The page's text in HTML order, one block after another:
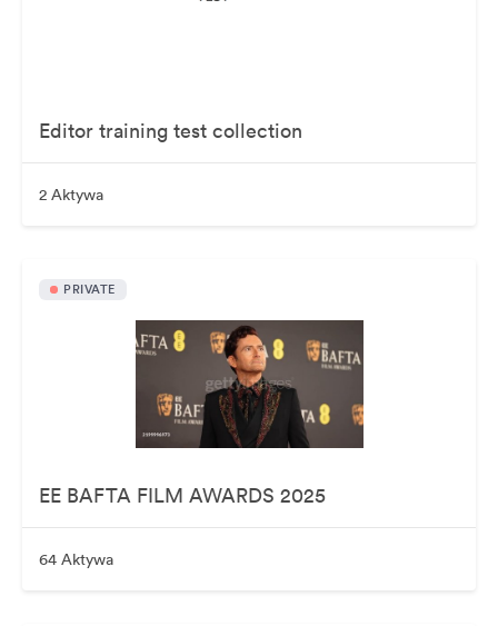
Editor training test collection
2 Aktywa
PRIVATE
EE BAFTA FILM AWARDS 2025
64 Aktywa